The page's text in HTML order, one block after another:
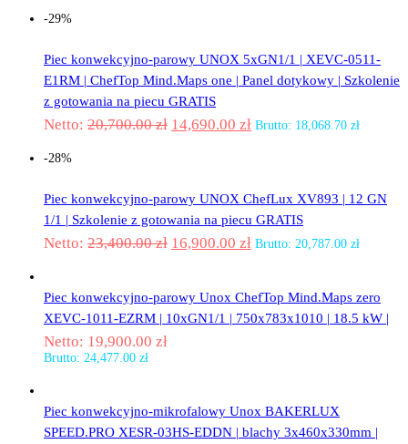
-29%
Piec konwekcyjno-parowy UNOX 5xGN1/1 | XEVC-0511-
E1RM | ChefTop Mind.Maps one | Panel dotykowy | Szkolenie
z gotowania na piecu GRATIS
Netto: 20,700.00zł 14,690.00 zł Brutto: 18,068.70 zł
-28%
Piec konwekcyjno-parowy UNOX ChefLux XV893 | 12 GN
1/1 | Szkolenie z gotowania na piecu GRATIS
Netto: 23,400.00zł 16,900.00 zł Brutto: 20,787.00 zł
Piec konwekcyjno-parowy Unox ChefTop Mind.Maps zero
XEVC-1011-EZRM | 10xGN1/1 | 750x783x1010 | 18.5 kW |
Netto: 19,900.00 zł
Brutto: 24,477.00 zł
Piec konwekcyjno-mikrofalowy Unox BAKERLUX
SPEED.PRO XESR-03HS-EDDN | blachy 3x460x330mm |